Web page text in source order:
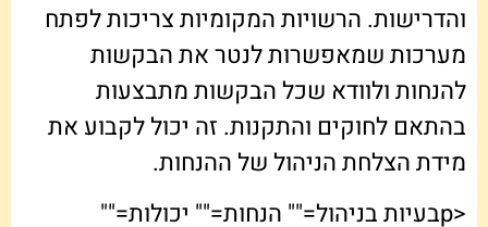
והדרישות. הרשויות המקומיות צריכות לפתח
מערכות שמאפשרות לנטר את הבקשות
להנחות ולוודא שכל הבקשות מתבצעות
בהתאם לחוקים והתקנות. זה יכול לקבוע את
מידת הצלחת הניהול של ההנחות.
<pבעיות בניהול="" הנחות="" יכולות=""